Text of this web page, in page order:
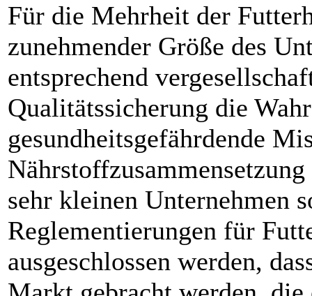
Für die Mehrheit der
zunehmender Größe des
entsprechend
Qualitätssicherung die
gesundheits­gefährdende
sehr kleinen Unternehmen
Reglementierungen für
ausgeschlossen werden,